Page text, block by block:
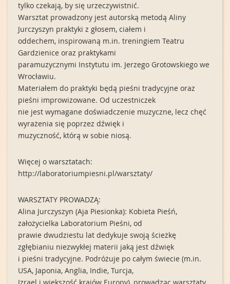
tylko czekają, by się urzeczywistnić.
Warsztat prowadzony jest autorską metodą Aliny
Jurczyszyn praktyki z głosem, ciałem i
oddechem, inspirowaną m.in. treningiem Teatru
Gardzienice oraz praktykami
paramuzycznymi Instytutu im. Jerzego Grotowskiego we
Wrocławiu.
Materiałem do praktyki będą pieśni tradycyjne oraz
pieśni improwizowane. Od uczestniczek
nie jest wymagane doświadczenie muzyczne, lecz chęć
wyrażenia się poprzez dźwięk i
muzyczność, którą w sobie niosą.
Więcej o warsztatach:
http://laboratoriumpiesni.pl/warsztaty/
WARSZTATY PROWADZĄ:
Alina Jurczyszyn (Aja Piesionka): Kobieta Pieśń,
założycielka Laboratorium Pieśni, od
prawie dwudziestu lat dedykuje swoją ścieżkę
zgłębianiu niezwykłej materii jaką jest dźwięk
i pieśni tradycyjne. Podróżuje po całym świecie (m.in.
USA, Japonia, Anglia, Indie, Turcja,